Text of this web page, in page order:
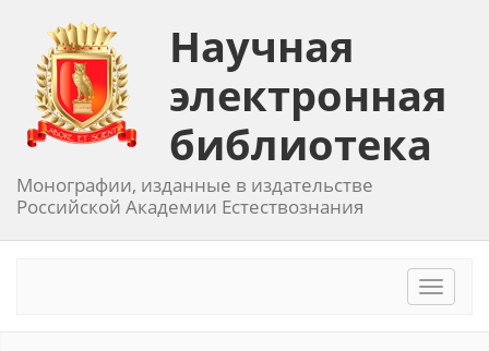
Научная
электронная
библиотека
Монографии, изданные в издательстве
Российской Академии Естествознания
Toggle